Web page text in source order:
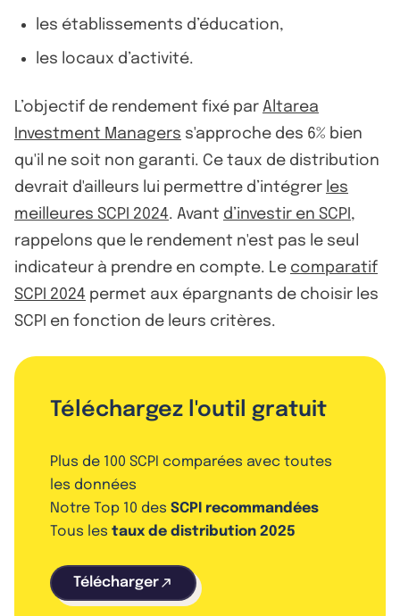
les établissements d’éducation,
les locaux d’activité.
L’objectif de rendement fixé par Altarea
Investment Managers s'approche des 6% bien
qu'il ne soit non garanti. Ce taux de distribution
devrait d'ailleurs lui permettre d’intégrer les
meilleures SCPI 2024. Avant d’investir en SCPI ,
rappelons que le rendement n'est pas le seul
indicateur à prendre en compte. Le comparatif
SCPI 2024 permet aux épargnants de choisir les
SCPI en fonction de leurs critères.
Téléchargez l'outil gratuit
Plus de 100 SCPI comparées avec toutes
les données
Notre Top 10 des SCPI recommandées
Tous les taux de distribution 2025
Télécharger